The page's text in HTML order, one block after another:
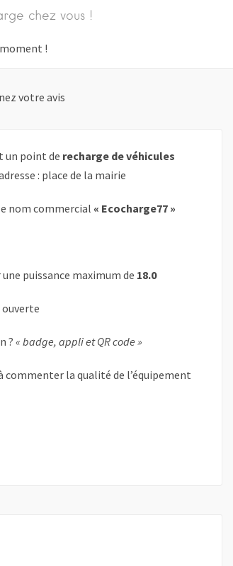
chez vous !
!
votre avis
un point de recharge de véhicules
: place de la mairie
nom commercial « Ecocharge77 »
une puissance maximum de 18.0
? « badge, appli et QR code »
commenter la qualité de l’équipement